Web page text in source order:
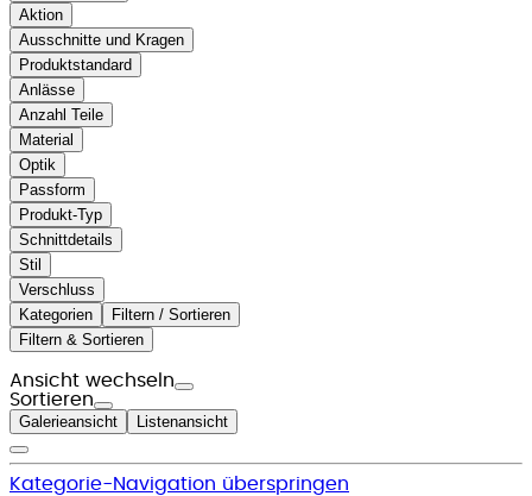
Aktion
Ausschnitte und Kragen
Produktstandard
Anlässe
Anzahl Teile
Material
Optik
Passform
Produkt-Typ
Schnittdetails
Stil
Verschluss
Kategorien
Filtern / Sortieren
Filtern & Sortieren
Ansicht wechseln
Sortieren
Galerieansicht Listenansicht
Kategorie-Navigation überspringen